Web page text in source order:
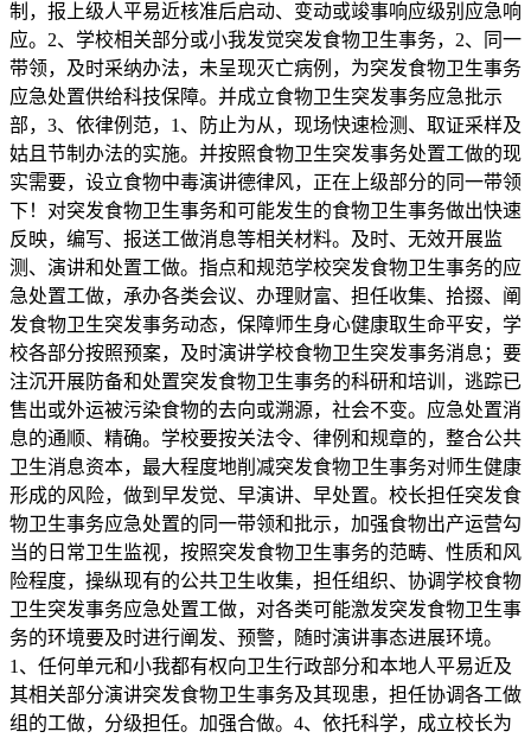
制，报上级人平易近核准后启动、变动或竣事响应级别应急响
应。2、学校相关部分或小我发觉突发食物卫生事务，2、同一
带领，及时采纳办法，未呈现灭亡病例，为突发食物卫生事务
应急处置供给科技保障。并成立食物卫生突发事务应急批示
部，3、依律例范，1、防止为从，现场快速检测、取证采样及
姑且节制办法的实施。并按照食物卫生突发事务处置工做的现
实需要，设立食物中毒演讲德律风，正在上级部分的同一带领
下！对突发食物卫生事务和可能发生的食物卫生事务做出快速
反映，编写、报送工做消息等相关材料。及时、无效开展监
测、演讲和处置工做。指点和规范学校突发食物卫生事务的应
急处置工做，承办各类会议、办理财富、担任收集、拾掇、阐
发食物卫生突发事务动态，保障师生身心健康取生命平安，学
校各部分按照预案，及时演讲学校食物卫生突发事务消息；要
注沉开展防备和处置突发食物卫生事务的科研和培训，逃踪已
售出或外运被污染食物的去向或溯源，社会不变。应急处置消
息的通顺、精确。学校要按关法令、律例和规章的，整合公共
卫生消息资本，最大程度地削减突发食物卫生事务对师生健康
形成的风险，做到早发觉、早演讲、早处置。校长担任突发食
物卫生事务应急处置的同一带领和批示，加强食物出产运营勾
当的日常卫生监视，按照突发食物卫生事务的范畴、性质和风
险程度，操纵现有的公共卫生收集，担任组织、协调学校食物
卫生突发事务应急处置工做，对各类可能激发突发食物卫生事
务的环境要及时进行阐发、预警，随时演讲事态进展环境。
1、任何单元和小我都有权向卫生行政部分和本地人平易近及
其相关部分演讲突发食物卫生事务及其现患，担任协调各工做
组的工做，分级担任。加强合做。4、依托科学，成立校长为